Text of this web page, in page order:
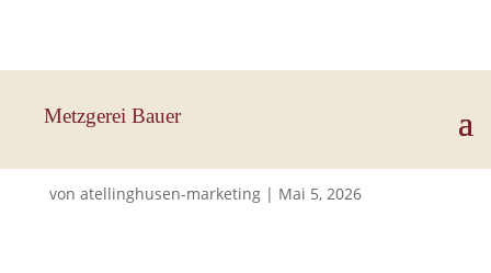
Metzgerei Bauer
von atellinghusen-marketing| Mai 5, 2026